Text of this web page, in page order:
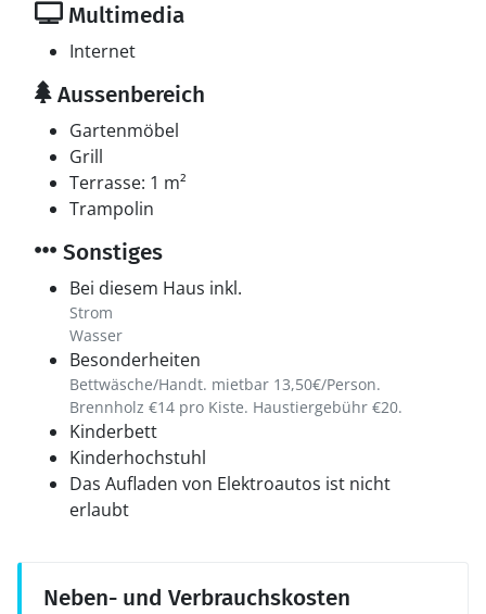
Multimedia
Internet
Aussenbereich
Gartenmöbel
Grill
Terrasse: 1 m²
Trampolin
Sonstiges
Bei diesem Haus inkl.
Strom
Wasser
Besonderheiten
Bettwäsche/Handt. mietbar 13,50€/Person.
Brennholz €14 pro Kiste. Haustiergebühr €20.
Kinderbett
Kinderhochstuhl
Das Aufladen von Elektroautos ist nicht
erlaubt
Neben- und Verbrauchskosten